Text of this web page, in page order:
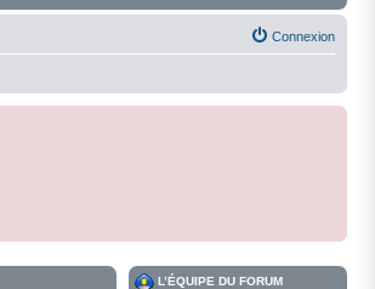
Connexion
L’ÉQUIPE DU FORUM